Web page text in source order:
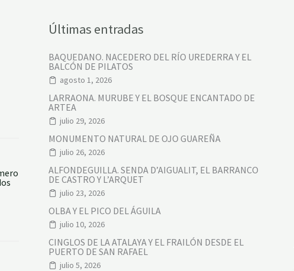
Últimas entradas
BAQUEDANO. NACEDERO DEL RÍO UREDERRA Y EL
BALCÓN DE PILATOS
agosto 1, 2026
LARRAONA. MURUBE Y EL BOSQUE ENCANTADO DE
ARTEA
julio 29, 2026
MONUMENTO NATURAL DE OJO GUAREÑA
julio 26, 2026
ALFONDEGUILLA. SENDA D’AIGUALIT, EL BARRANCO
DE CASTRO Y L’ARQUET
julio 23, 2026
OLBA Y EL PICO DEL ÁGUILA
julio 10, 2026
CINGLOS DE LA ATALAYA Y EL FRAILÓN DESDE EL
PUERTO DE SAN RAFAEL
julio 5, 2026